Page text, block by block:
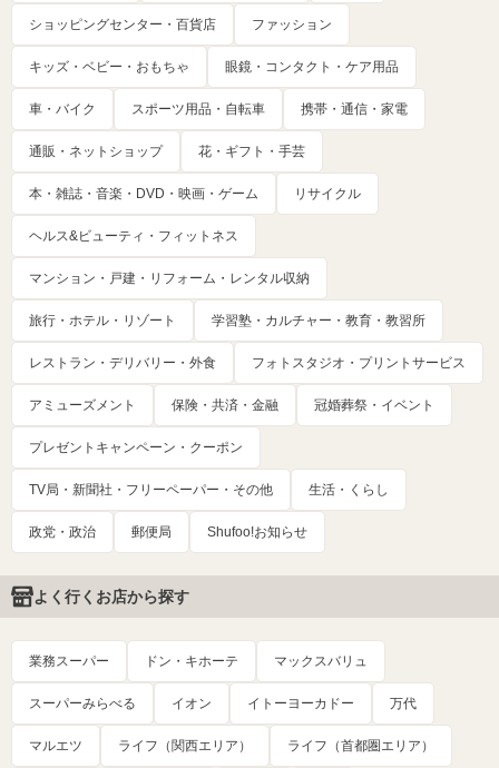
ショッピングセンター・百貨店 ファッション
キッズ・ベビー・おもちゃ 眼鏡・コンタクト・ケア用品
車・バイク スポーツ用品・自転車 携帯・通信・家電
通販・ネットショップ 花・ギフト・手芸
本・雑誌・音楽・DVD・映画・ゲーム リサイクル
ヘルス&ビューティ・フィットネス
マンション・戸建・リフォーム・レンタル収納
旅行・ホテル・リゾート 学習塾・カルチャー・教育・教習所
レストラン・デリバリー・外食 フォトスタジオ・プリントサービス
アミューズメント 保険・共済・金融 冠婚葬祭・イベント
プレゼントキャンペーン・クーポン
TV局・新聞社・フリーペーパー・その他 生活・くらし
政党・政治 郵便局 Shufoo!お知らせ
よく行くお店から探す
業務スーパー ドン・キホーテ マックスバリュ
スーパーみらべる イオン イトーヨーカドー 万代
マルエツ ライフ（関西エリア） ライフ（首都圏エリア）